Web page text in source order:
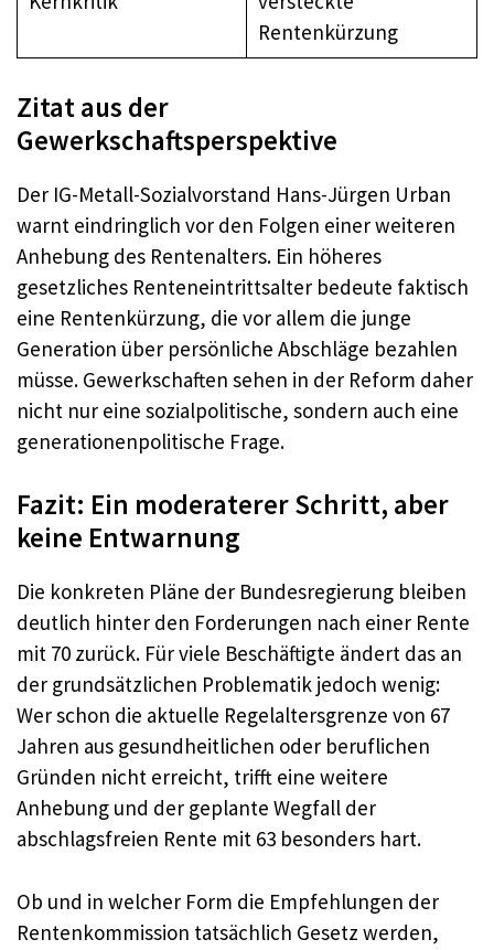
Rentenkürzung
Zitat aus der
Gewerkschaftsperspektive
Der IG-Metall-Sozialvorstand Hans-Jürgen Urban
warnt eindringlich vor den Folgen einer weiteren
Anhebung des Rentenalters. Ein höheres
gesetzliches Renteneintrittsalter bedeute faktisch
eine Rentenkürzung, die vor allem die junge
Generation über persönliche Abschläge bezahlen
müsse. Gewerkschaften sehen in der Reform daher
nicht nur eine sozialpolitische, sondern auch eine
generationenpolitische Frage.
Fazit: Ein moderaterer Schritt, aber
keine Entwarnung
Die konkreten Pläne der Bundesregierung bleiben
deutlich hinter den Forderungen nach einer Rente
mit 70 zurück. Für viele Beschäftigte ändert das an
der grundsätzlichen Problematik jedoch wenig:
Wer schon die aktuelle Regelaltersgrenze von 67
Jahren aus gesundheitlichen oder beruflichen
Gründen nicht erreicht, trifft eine weitere
Anhebung und der geplante Wegfall der
abschlagsfreien Rente mit 63 besonders hart.
Ob und in welcher Form die Empfehlungen der
Rentenkommission tatsächlich Gesetz werden,